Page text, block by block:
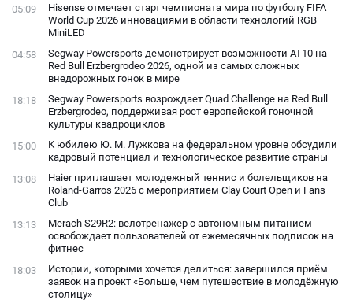
05:09
Hisense отмечает старт чемпионата мира по футболу FIFA
World Cup 2026 инновациями в области технологий RGB
MiniLED
04:58
Segway Powersports демонстрирует возможности AT10 на
Red Bull Erzbergrodeo 2026, одной из самых сложных
внедорожных гонок в мире
18:18
Segway Powersports возрождает Quad Challenge на Red Bull
Erzbergrodeo, поддерживая рост европейской гоночной
культуры квадроциклов
15:00
К юбилею Ю. М. Лужкова на федеральном уровне обсудили
кадровый потенциал и технологическое развитие страны
13:08
Haier приглашает молодежный теннис и болельщиков на
Roland-Garros 2026 с мероприятием Clay Court Open и Fans
Club
13:13
Merach S29R2: велотренажер с автономным питанием
освобождает пользователей от ежемесячных подписок на
фитнес
18:03
Истории, которыми хочется делиться: завершился приём
заявок на проект «Больше, чем путешествие в молодёжную
столицу»